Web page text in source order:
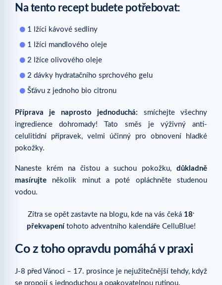
Mám čekat rychlý efekt?
Na tento recept budete potřebovat:
1 lžíci kávové sedliny
1 lžíci mandlového oleje
2 lžíce olivového oleje
2 dávky hydratačního sprchového gelu
Šťávu z jednoho bio citronu
Příprava je naprosto jednoduchá: smíchejte všechny
ingredience dohromady! Tato směs je výživný anti-
celulitidní přípravek, velmi účinný pro obnovení hladké
pokožky.
Naneste krém na čistou a suchou pokožku, důkladně
masírujte několik minut a poté opláchněte studenou
vodou.
Zítra se opět zastavte na blogu, kde na vás čeká 18.
překvapenítohoto adventního kalendáře CelluBlue!
Co z toho opravdu pomáhá v praxi
J-8 před Vánoci – 17. prosince je nejužitečnější tehdy, když
se propojí s jednoduchou a opakovatelnou rutinou.